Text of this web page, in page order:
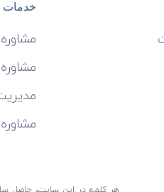
خدمات